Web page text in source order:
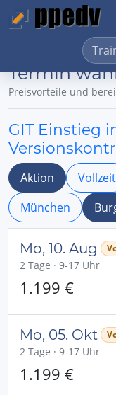
Termin
Preisvorteile und
GIT Einstieg
Aktion Vollzeit
München
Mo, 10. Aug
2 Tage · 9-17 Uhr
1.199 €
Mo, 05. Okt
2 Tage · 9-17 Uhr
1.199 €